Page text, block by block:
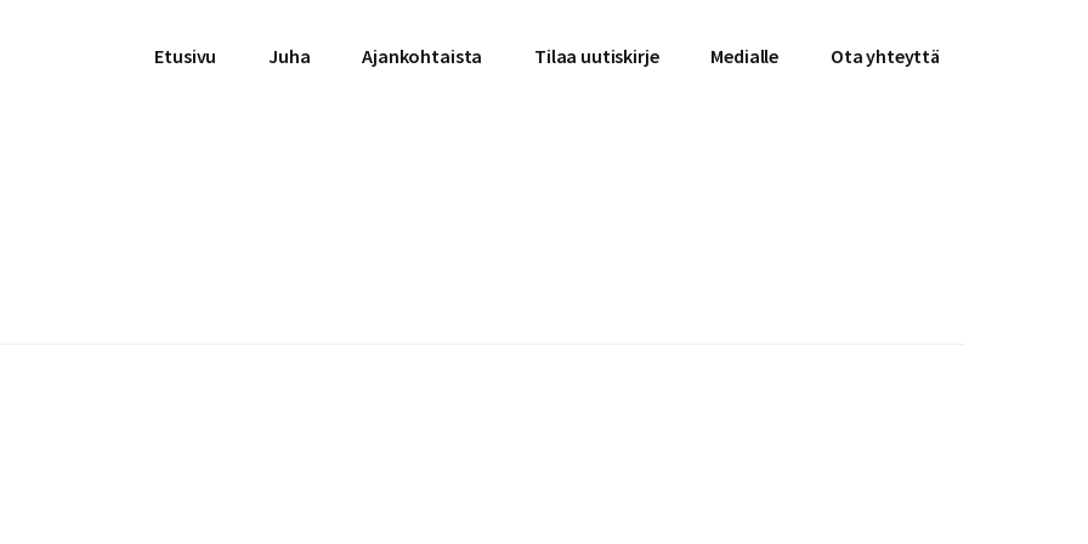
Etusivu Juha Ajankohtaista Tilaa uutiskirje Medialle Ota yhteyttä